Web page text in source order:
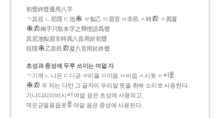
初聲終聲通用八字
ㄱ其役 ㄴ尼隱 ㄷ池
ㄹ梨乙 ㅁ眉音 ㅂ非邑 ㅅ時
ㆁ異凝
兩字只取本字之釋俚語爲聲
其尼池梨眉非時異八音用於初聲
役隱
乙音邑 凝八音用於終聲
초성과 종성에 두루 쓰이는 여덟 자
ㄱ기역 ㄴ니은 ㄷ디귿 ㄹ리을 ㅁ미음 ㅂ비읍 ㅅ시옷 ㆁ
두 자는 다만 그 글자의 우리말 뜻을 취해 소리로 사용한다.
기니디리미비시
여덟 음은 초성에 사용되고,
역은귿을음읍옷
여덟 음은 종성에 사용된다.